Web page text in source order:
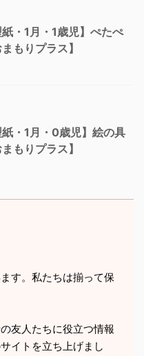
紙・1月・1歳児】ぺたぺ
もりプラス】
紙・1月・0歳児】絵の具
もりプラス】
す。私たちは揃って保
友人たちに役立つ情報
イトを立ち上げまし